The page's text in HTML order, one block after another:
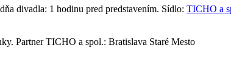
divadla: 1 hodinu pred predstavením. Sídlo: TICHO a
Partner TICHO a spol.: Bratislava Staré Mesto